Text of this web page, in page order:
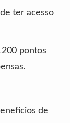
ter acesso
pontos
de